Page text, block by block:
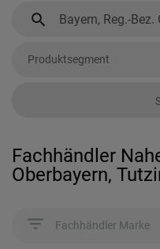
Produktsegment
Fachhändler
Oberbayern,
Fachhändler Marke